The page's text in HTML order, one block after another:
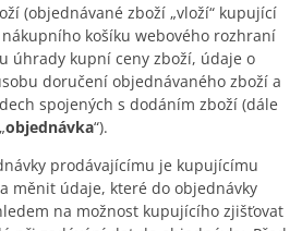
(objednávané zboží „vloží“ kupující
košíku webového rozhraní
úhrady kupní ceny zboží, údaje o
doručení objednávaného zboží a
spojených s dodáním zboží (dále
objednávka“).
prodávajícímu je kupujícímu
měnit údaje, které do objednávky
na možnost kupujícího zjišťovat